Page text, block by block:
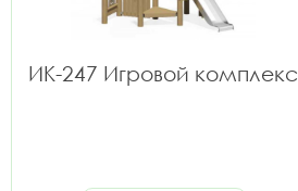
ИК-247 Игровой комплекс